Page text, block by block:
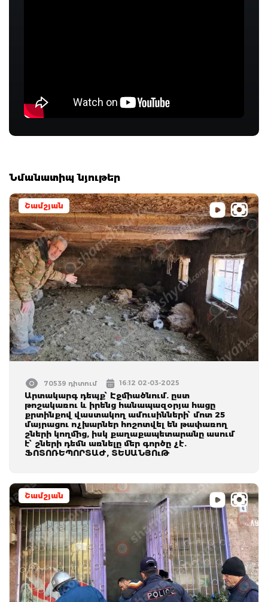
Նմանատիպ նյութեր
Շամշյան
70539 դիտում 16:12 02-03-2025
Արտակարգ դեպք՝ Էջմիածնում. ըստ
թոշակառու և իրենց հանապազօրյա հացը
քրտինքով վաստակող ամուսինների՝ մոտ 25
մայրացու ոչխարներ հոշոտվել են թափառող
շների կողմից, իսկ քաղաքապետարանը ասում
է՝ շների դեմն առնելը մեր գործը չէ.
ՖՈՏՈՌԵՊՈՐՏԱԺ, ՏԵՍԱՆՅՈւԹ
Շամշյան